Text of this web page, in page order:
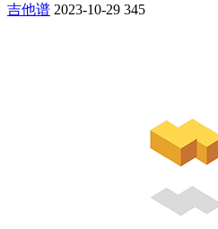
吉他谱 2023-10-29 345